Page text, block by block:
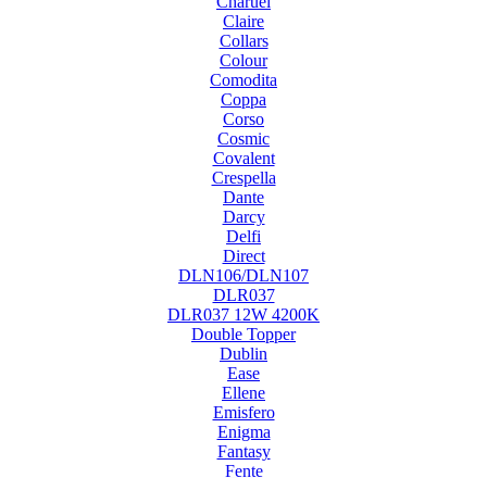
Claire
Collars
Colour
Comodita
Coppa
Corso
Cosmic
Covalent
Crespella
Dante
Darcy
Delfi
Direct
DLN106/DLN107
DLR037
DLR037 12W 4200K
Double Topper
Dublin
Ease
Ellene
Emisfero
Enigma
Fantasy
Fente